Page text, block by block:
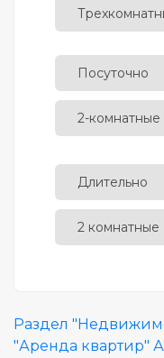
Посуточно
2-комнатные
Длительно
2 комнатные
Раздел
"Аренда квартир"